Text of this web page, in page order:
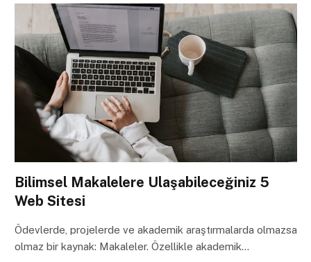
Bilimsel Makalelere Ulaşabileceğiniz 5
Web Sitesi
Ödevlerde, projelerde ve akademik araştırmalarda olmazsa
olmaz bir kaynak: Makaleler. Özellikle akademik…